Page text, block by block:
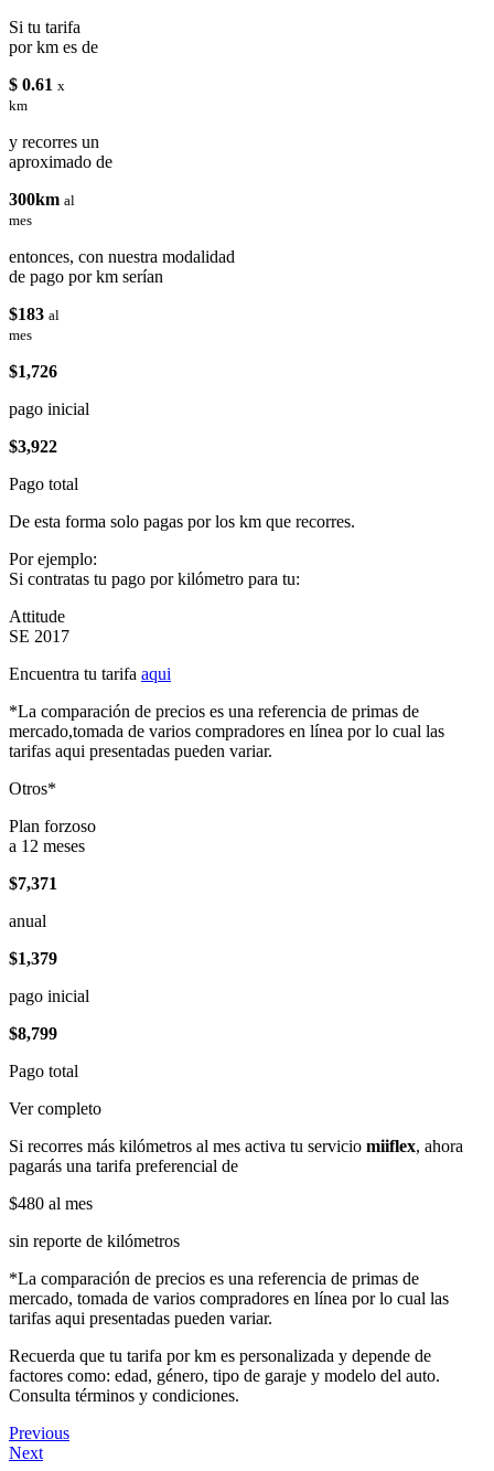
Si tu tarifa
por km es de
$ 0.61 x
km
y recorres un
aproximado de
300km al
mes
entonces, con nuestra modalidad
de pago por km serían
$183 al
mes
$1,726
pago inicial
$3,922
Pago total
De esta forma solo pagas por los km que recorres.
Por ejemplo:
Si contratas tu pago por kilómetro para tu:
Attitude
SE 2017
Encuentra tu tarifa aqui
*La comparación de precios es una referencia de primas de
mercado,tomada de varios compradores en línea por lo cual las
tarifas aqui presentadas pueden variar.
Otros*
Plan forzoso
a 12 meses
$7,371
anual
$1,379
pago inicial
$8,799
Pago total
Ver completo
Si recorres más kilómetros al mes activa tu servicio miiflex, ahora
pagarás una tarifa preferencial de
$480 al mes
sin reporte de kilómetros
*La comparación de precios es una referencia de primas de
mercado, tomada de varios compradores en línea por lo cual las
tarifas aqui presentadas pueden variar.
Recuerda que tu tarifa por km es personalizada y depende de
factores como: edad, género, tipo de garaje y modelo del auto.
Consulta términos y condiciones.
Previous
Next